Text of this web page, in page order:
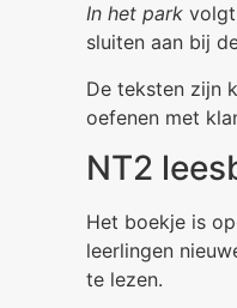
In het park
sluiten aan bij
De teksten zijn
oefenen met
NT2
Het boekje is
leerlingen
te lezen.